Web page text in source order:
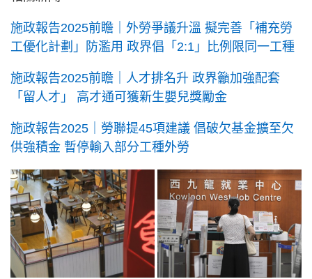
施政報告2025前瞻｜外勞爭議升溫 擬完善「補充勞
工優化計劃」防濫用 政界倡「2:1」比例限同一工種
施政報告2025前瞻｜人才排名升 政界籲加強配套
「留人才」 高才通可獲新生嬰兒獎勵金
施政報告2025｜勞聯提45項建議 倡破欠基金擴至欠
供強積金 暫停輸入部分工種外勞